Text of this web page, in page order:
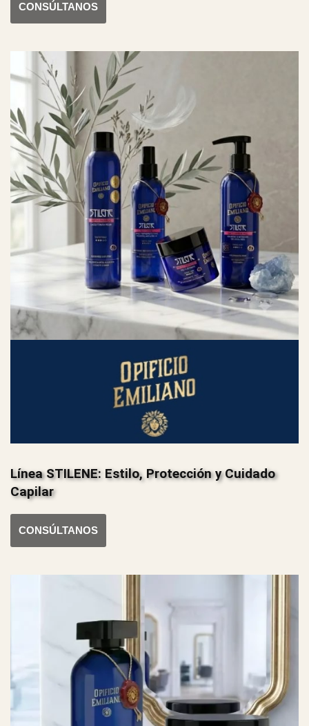
CONSÚLTANOS
Línea STILENE: Estilo, Protección y Cuidado
Capilar
CONSÚLTANOS